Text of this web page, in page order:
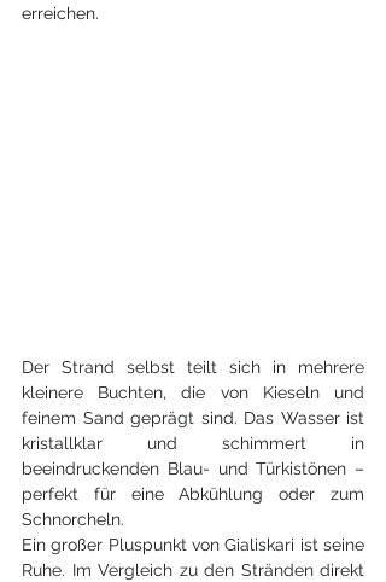
erreichen.
Der Strand selbst teilt sich in mehrere
kleinere Buchten, die von Kieseln und
feinem Sand geprägt sind. Das Wasser ist
kristallklar und schimmert in
beeindruckenden Blau- und Türkistönen –
perfekt für eine Abkühlung oder zum
Schnorcheln.
Ein großer Pluspunkt von Gialiskari ist seine
Ruhe. Im Vergleich zu den Stränden direkt